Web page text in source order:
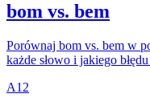
bom vs. bem
Porównaj bom vs. bem w
każde słowo i jakiego
A1 2